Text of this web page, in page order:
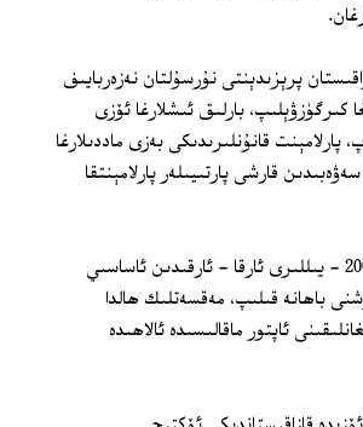
پرېزىدېنتى نۇرسۇلتان نەزەربايىف
بارلىق ئىشلارغا ئۆزى
قانۇنلىرىدىكى بەزى ماددىلارغا
قارشى پارتىيىلەر پارلامېنتقا
نەزەر بايىفنىڭ 1995 - 2007 - يىللىرى ئارقا - ئارقىدىن ئاساسىي
باھانە قىلىپ، مەقسەتلىك ھالدا
ئاپتور ماقالىسىدە ئالاھىدە